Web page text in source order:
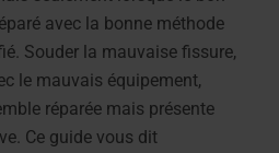
avec la bonne méthode
Souder la mauvaise fissure,
le mauvais équipement,
réparée mais présente
Ce guide vous dit